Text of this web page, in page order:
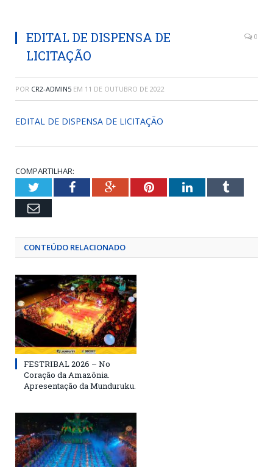
EDITAL DE DISPENSA DE
LICITAÇÃO
0
POR CR2-ADMIN5 EM 11 DE OUTUBRO DE 2022
EDITAL DE DISPENSA DE LICITAÇÃO
COMPARTILHAR:
TwitterFacebookGoogle+PinterestLinkedInTumblr
Email
CONTEÚDO RELACIONADO
FESTRIBAL 2026 – No
Coração da Amazônia.
Apresentação da Munduruku.